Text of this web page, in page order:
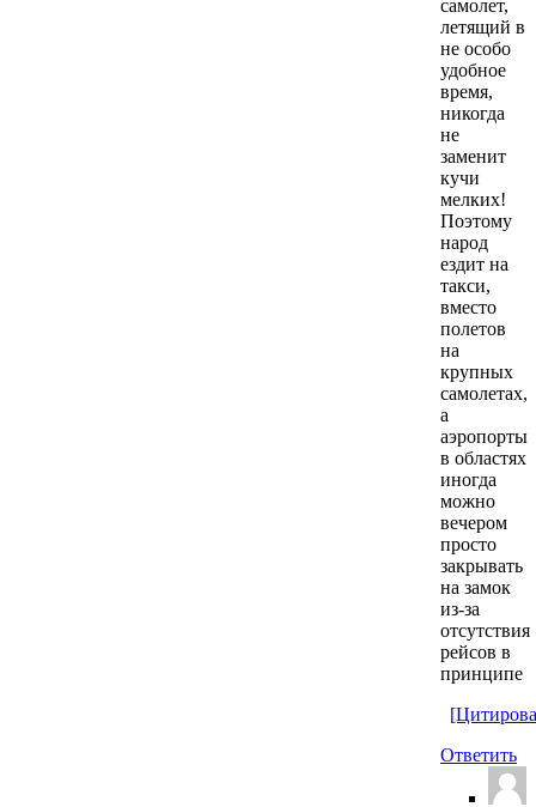
самолет,
летящий в
не особо
удобное
время,
никогда
не
заменит
кучи
мелких!
Поэтому
народ
ездит на
такси,
вместо
полетов
на
крупных
самолетах,
а
аэропорты
в областях
иногда
можно
вечером
просто
закрывать
на замок
из-за
отсутствия
рейсов в
принципе
Ответить